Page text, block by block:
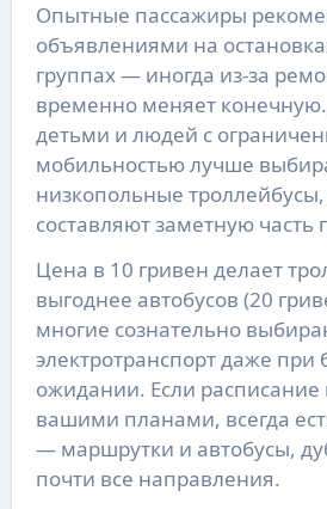
Опытные пассажиры
объявлениями на
группах — иногда из-за
временно меняет
детьми и людей с
мобильностью лучше
низкопольные
составляют заметную часть
Цена в 10 гривен делает
выгоднее автобусов (20
многие сознательно
электротранспорт даже при
ожидании. Если расписание
вашими планами, всегда
— маршрутки и автобусы,
почти все направления.